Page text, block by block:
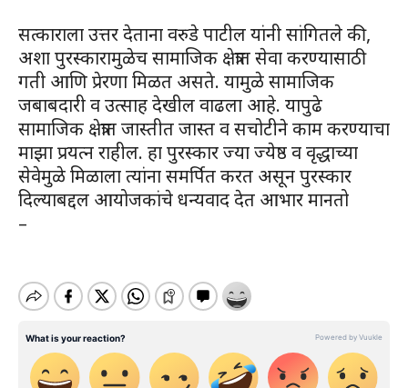
सत्काराला उत्तर देताना वरुडे पाटील यांनी सांगितले की,
अशा पुरस्कारामुळेच सामाजिक क्षेत्रात सेवा करण्यासाठी
गती आणि प्रेरणा मिळत असते. यामुळे सामाजिक
जबाबदारी व उत्साह देखील वाढला आहे. यापुढे
सामाजिक क्षेत्रात जास्तीत जास्त व सचोटीने काम करण्याचा
माझा प्रयत्न राहील. हा पुरस्कार ज्या ज्येष्ठ व वृद्धाच्या
सेवेमुळे मिळाला त्यांना समर्पित करत असून पुरस्कार
दिल्याबद्दल आयोजकांचे धन्यवाद देत आभार मानतो
–